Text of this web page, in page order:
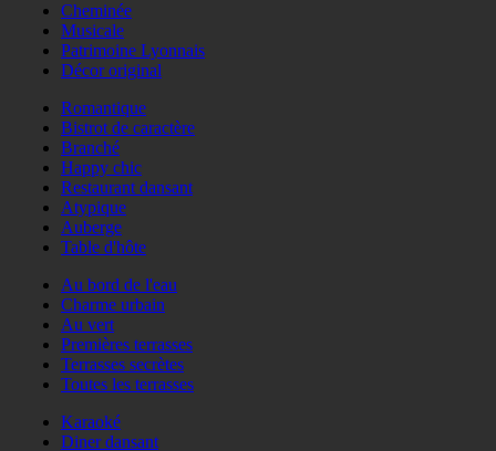
Cheminée
Musicale
Patrimoine Lyonnais
Décor original
Romantique
Bistrot de caractère
Branché
Happy chic
Restaurant dansant
Atypique
Auberge
Table d'hôte
Au bord de l'eau
Charme urbain
Au vert
Premières terrasses
Terrasses secrètes
Toutes les terrasses
Karaoké
Diner dansant